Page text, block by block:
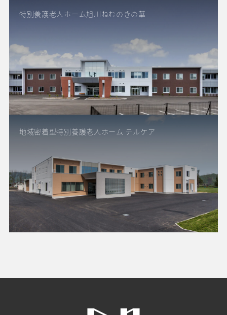
特別養護老人ホーム旭川ねむのきの華
地域密着型特別養護老人ホーム テルケア